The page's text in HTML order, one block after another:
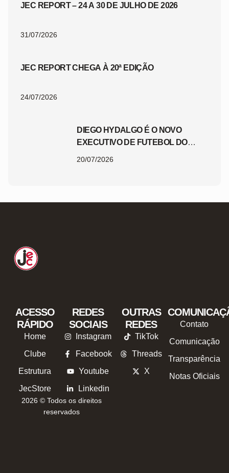
JEC REPORT – 24 A 30 DE JULHO DE 2026
31/07/2026
JEC REPORT CHEGA À 20ª EDIÇÃO
24/07/2026
DIEGO HYDALGO É O NOVO
EXECUTIVO DE FUTEBOL DO
20/07/2026
ACESSO
RÁPIDO
Home
Clube
Estrutura
JecStore
REDES
SOCIAIS
Instagram
Facebook
Youtube
Linkedin
OUTRAS
REDES
TikTok
Threads
X
Contato
Comunicação
Transparência
Notas Oficiais
2026 © Todos os direitos
reservados